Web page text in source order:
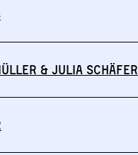
& Julia Schäfer